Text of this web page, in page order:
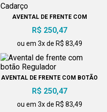
AVENTAL DE FRENTE COM
CADARÇO
R$ 250,47
ou em 3x de R$ 83,49
AVENTAL DE FRENTE COM BOTÃO
REGULADOR
R$ 250,47
ou em 3x de R$ 83,49